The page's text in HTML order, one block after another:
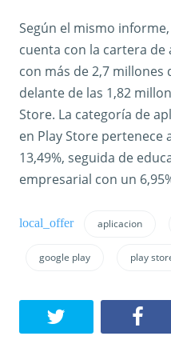
Según el mismo
cuenta con la cartera
con más de 2,7
delante de las 1,82
Store. La categoría de
en Play Store pertenece
13,49%, seguida de
empresarial con un
aplicacion
google play play